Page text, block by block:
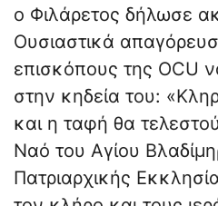
ο Φιλάρετος δήλωσε
Ουσιαστικά
επισκόπους της OCU
στην κηδεία του:
και η ταφή θα
Ναό του Αγίου
Πατριαρχικής